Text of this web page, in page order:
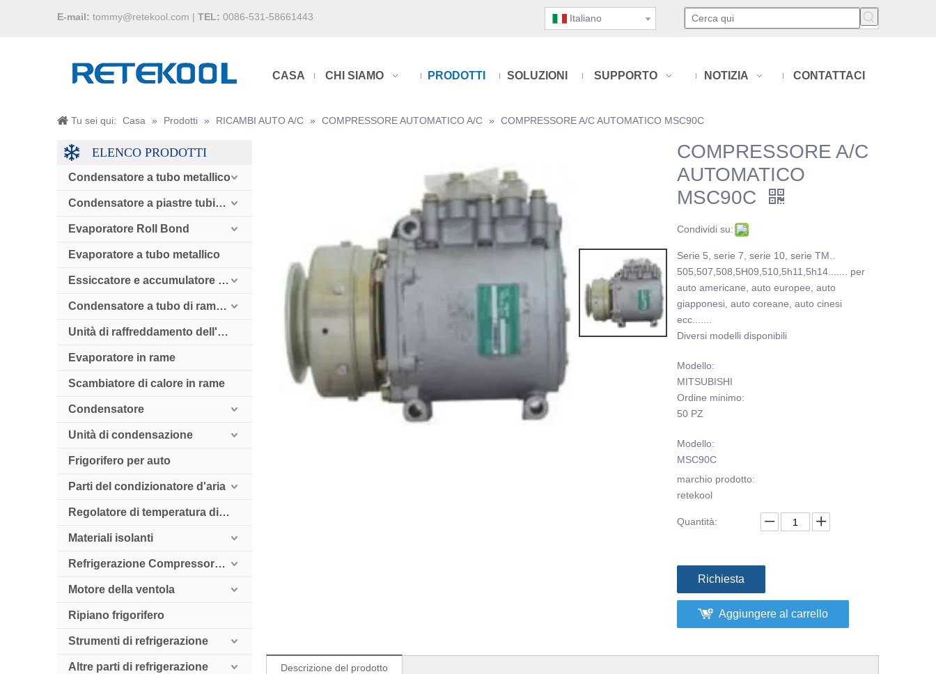
E-mail: tommy@retekool.com | TEL: 0086-531-58661443 Italiano
CASA CHI SIAMO PRODOTTI SOLUZIONI SUPPORTO NOTIZIA CONTATTACI
Tu sei qui: Casa » Prodotti » RICAMBI AUTO A/C » COMPRESSORE AUTOMATICO A/C » COMPRESSORE A/C AUTOMATICO MSC90C
ELENCO PRODOTTI
Condensatore a tubo metallico
Condensatore a piastre tubiere
Evaporatore Roll Bond
Evaporatore a tubo metallico
Essiccatore e accumulatore e valvola di ritegno
Condensatore a tubo di rame raffreddato ad aria
Unità di raffreddamento dell'aria
Evaporatore in rame
Scambiatore di calore in rame
Condensatore
Unità di condensazione
Frigorifero per auto
Parti del condizionatore d'aria
Regolatore di temperatura digitale
Materiali isolanti
Refrigerazione Compressore HollySnow
Motore della ventola
Ripiano frigorifero
Strumenti di refrigerazione
Altre parti di refrigerazione
COMPRESSORE A/C
AUTOMATICO
MSC90C
Condividi su:
Serie 5, serie 7, serie 10, serie TM..
505,507,508,5H09,510,5h11,5h14....... per
auto americane, auto europee, auto
giapponesi, auto coreane, auto cinesi
ecc.......
Diversi modelli disponibili
Modello:
MITSUBISHI
Ordine minimo:
50 PZ
Modello:
MSC90C
marchio prodotto:
retekool
Quantità:
Richiesta
Aggiungere al carrello
Descrizione del prodotto